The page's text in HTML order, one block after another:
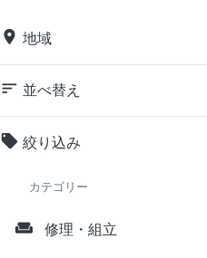
place 地域
sort 並べ替え
local_offer 絞り込み
カテゴリー
weekend 修理・組立